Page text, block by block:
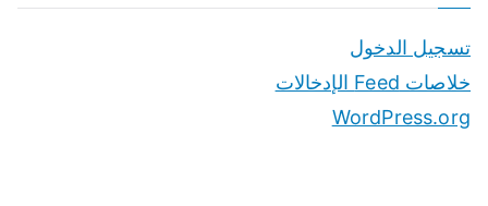
تسجيل الدخول
خلاصات Feed الإدخالات
WordPress.org